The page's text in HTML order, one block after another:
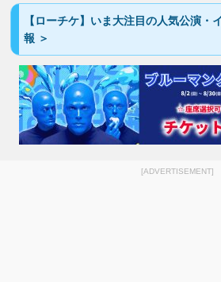
【ローチケ】いま大注目の人気公演・
報 ＞
[ADVERTISEMENT]